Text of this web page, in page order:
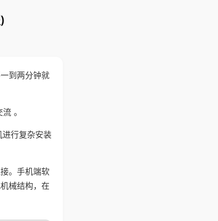
到两分钟就
。
行复杂安装
。手机端软
械结构，在